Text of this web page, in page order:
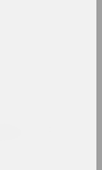
EDGE